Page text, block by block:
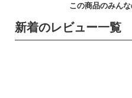
この商品のみん
新着のレビュー一覧